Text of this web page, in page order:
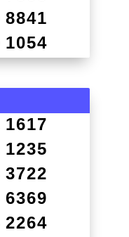
8841
1054
1617
1235
3722
6369
2264